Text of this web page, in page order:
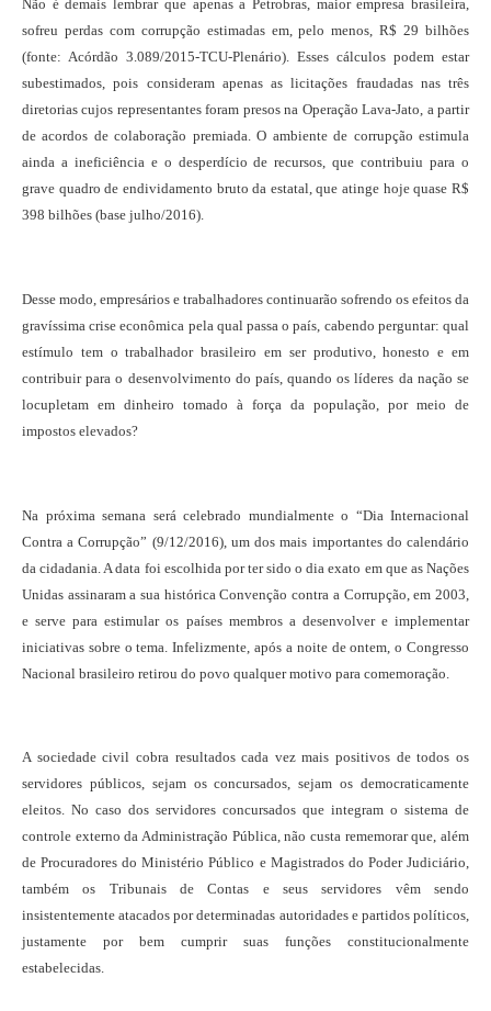
Não é demais lembrar que apenas a Petrobras, maior empresa brasileira,
sofreu perdas com corrupção estimadas em, pelo menos, R$ 29 bilhões
(fonte: Acórdão 3.089/2015-TCU-Plenário). Esses cálculos podem estar
subestimados, pois consideram apenas as licitações fraudadas nas três
diretorias cujos representantes foram presos na Operação Lava-Jato, a partir
de acordos de colaboração premiada. O ambiente de corrupção estimula
ainda a ineficiência e o desperdício de recursos, que contribuiu para o
grave quadro de endividamento bruto da estatal, que atinge hoje quase R$
398 bilhões (base julho/2016).
Desse modo, empresários e trabalhadores continuarão sofrendo os efeitos da
gravíssima crise econômica pela qual passa o país, cabendo perguntar: qual
estímulo tem o trabalhador brasileiro em ser produtivo, honesto e em
contribuir para o desenvolvimento do país, quando os líderes da nação se
locupletam em dinheiro tomado à força da população, por meio de
impostos elevados?
Na próxima semana será celebrado mundialmente o “Dia Internacional
Contra a Corrupção” (9/12/2016), um dos mais importantes do calendário
da cidadania. A data foi escolhida por ter sido o dia exato em que as Nações
Unidas assinaram a sua histórica Convenção contra a Corrupção, em 2003,
e serve para estimular os países membros a desenvolver e implementar
iniciativas sobre o tema. Infelizmente, após a noite de ontem, o Congresso
Nacional brasileiro retirou do povo qualquer motivo para comemoração.
A sociedade civil cobra resultados cada vez mais positivos de todos os
servidores públicos, sejam os concursados, sejam os democraticamente
eleitos. No caso dos servidores concursados que integram o sistema de
controle externo da Administração Pública, não custa rememorar que, além
de Procuradores do Ministério Público e Magistrados do Poder Judiciário,
também os Tribunais de Contas e seus servidores vêm sendo
insistentemente atacados por determinadas autoridades e partidos políticos,
justamente por bem cumprir suas funções constitucionalmente
estabelecidas.